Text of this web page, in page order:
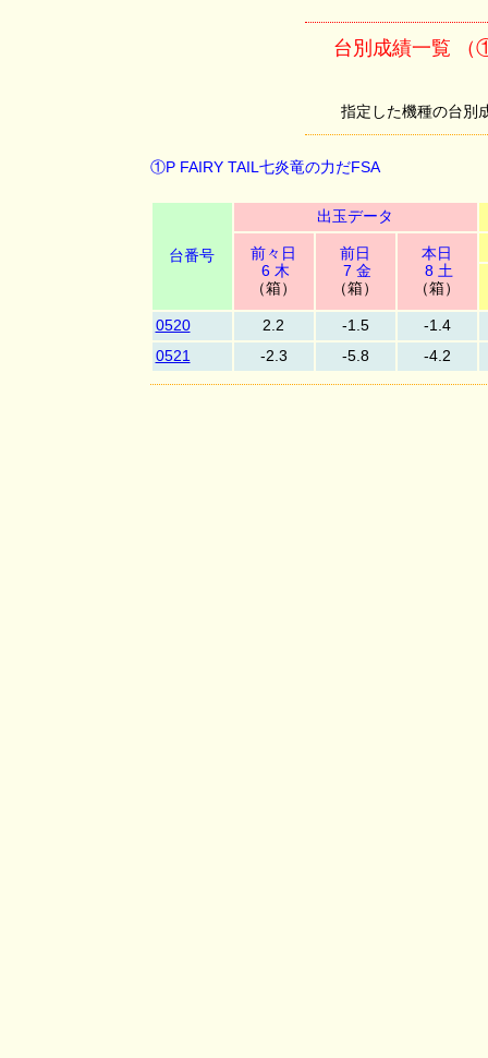
台別成績一覧 （
指定した機種の台別
①P FAIRY TAIL七炎竜の力だFSA
台番号
出玉データ
前々日
6 木
（箱）
前日
7 金
（箱）
本日
8 土
（箱）
0520 2.2 -1.5
-1.4
0521
-2.3 -5.8 -4.2